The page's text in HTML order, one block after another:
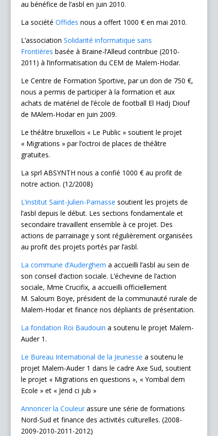
au bénéfice de l’asbl en juin 2010.
La société Offides nous a offert 1000 € en mai 2010.
L’association Solidarité informatique sans
Frontières basée à Braine-l’Alleud contribue (2010-
2011) à l’informatisation du CEM de Malem-Hodar.
Le Centre de Formation Sportive, par un don de 750 €,
nous a permis de participer à la formation et aux
achats de matériel de l’école de football El Hadj Diouf
de MAlem-Hodar en juin 2009.
Le théâtre bruxellois « Le Public » soutient le projet
« Migrations » par l’octroi de places de théâtre
gratuites.
La sprl ABSYNTH nous a confié 1000 € au profit de
notre action. (12/2008)
L’institut Saint-Julien-Parnasse soutient les projets de
l’asbl depuis le début. Les sections fondamentale et
secondaire travaillent ensemble à ce projet. Des
actions de parrainage y sont régulièrement organisées
au profit des projets portés par l’asbl.
La commune d’Auderghem a accueilli l’asbl au sein de
son conseil d’action sociale. L’échevine de l’action
sociale, Mme Crucifix, a accueilli officiellement
M. Saloum Boye, président de la communauté rurale de
Malem-Hodar et finance nos dépliants de présentation.
La fondation Roi Baudouin a soutenu le projet Malem-
Auder 1.
Le Bureau International de la Jeunesse a soutenu le
projet Malem-Auder 1 dans le cadre Axe Sud, soutient
le projet « Migrations en questions », « Yombal dem
Ecole » et « Jënd ci jub »
Annoncer la Couleurassure une série de formations
Nord-Sud et finance des activités culturelles. (2008-
2009-2010-2011-2012)